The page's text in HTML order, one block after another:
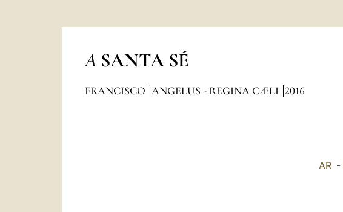
A SANTA SÉ
FRANCISCO ANGELUS - REGINA CÆLI 2016
AR-